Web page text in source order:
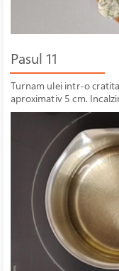
Pasul 11
Turnam ulei intr-o
aproximativ 5 cm.